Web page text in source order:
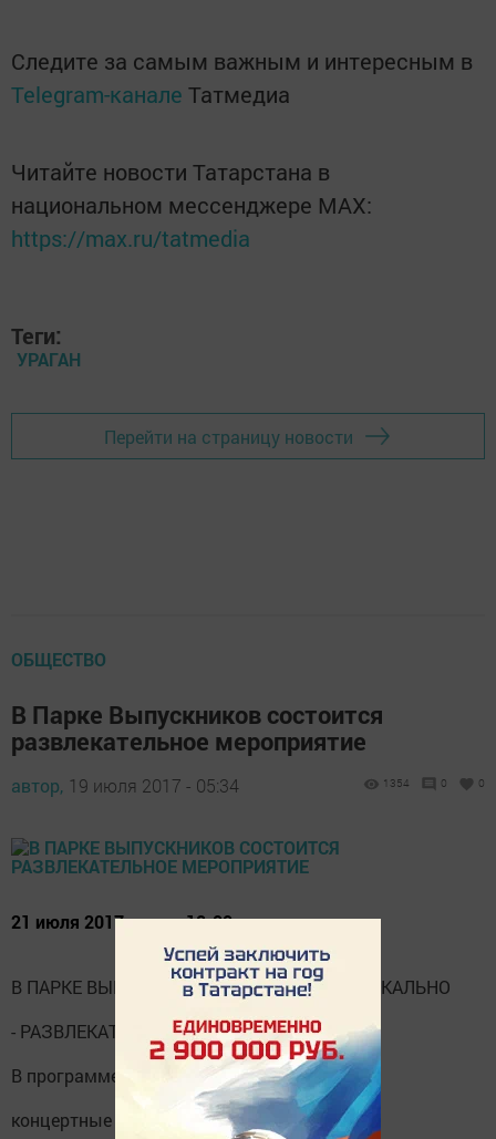
Следите за самым важным и интересным в
Telegram-канале Татмедиа
Читайте новости Татарстана в
национальном мессенджере MАХ:
https://max.ru/tatmedia
Теги:
УРАГАН
Перейти на страницу новости
ОБЩЕСТВО
В Парке Выпускников состоится
развлекательное мероприятие
автор, 19 июля 2017 - 05:34 1354 0 0
21 июля 2017 года в 18-00 ч.
В ПАРКЕ ВЫПУСКНИКОВ СОСТОИТСЯ МУЗЫКАЛЬНО
- РАЗВЛЕКАТЕЛЬНОЕ МЕРОПРИЯТИЕ
В программе:
концертные номера